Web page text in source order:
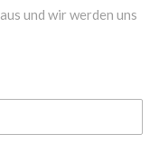
aus und wir werden uns